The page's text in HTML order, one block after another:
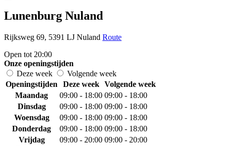
Lunenburg Nuland
Rijksweg 69, 5391 LJ Nuland Route
Open tot 20:00
Onze openingstijden
Deze week
Volgende week
Openingstijden
Deze week
Volgende week
Maandag
09:00 - 18:00 09:00 - 18:00
Dinsdag
09:00 - 18:00 09:00 - 18:00
Woensdag
09:00 - 18:00 09:00 - 18:00
Donderdag
09:00 - 18:00 09:00 - 18:00
Vrijdag
09:00 - 20:00 09:00 - 20:00